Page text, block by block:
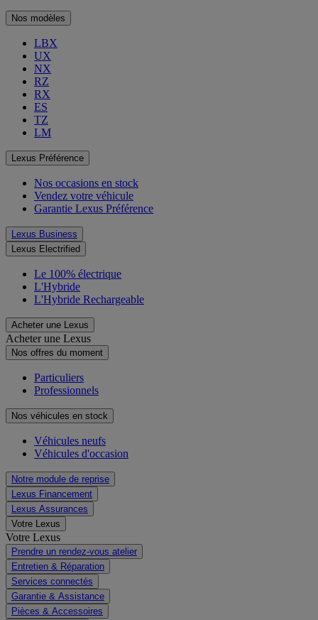
Nos modèles
LBX
UX
NX
RZ
RX
ES
TZ
LM
Lexus Préférence
Nos occasions en stock
Vendez votre véhicule
Garantie Lexus Préférence
Lexus Business
Lexus Electrified
Le 100% électrique
L'Hybride
L'Hybride Rechargeable
Acheter une Lexus
Acheter une Lexus
Nos offres du moment
Particuliers
Professionnels
Nos véhicules en stock
Véhicules neufs
Véhicules d'occasion
Notre module de reprise
Lexus Financement
Lexus Assurances
Votre Lexus
Votre Lexus
Prendre un rendez-vous atelier
Entretien & Réparation
Services connectés
Garantie & Assistance
Pièces & Accessoires